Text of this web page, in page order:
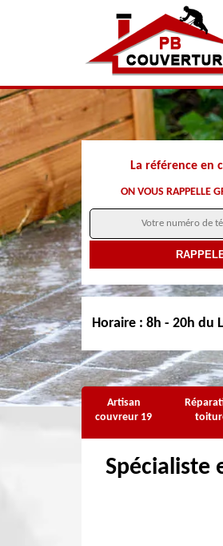
La référence en
ON VOUS RAPPELLE
Horaire : 8h - 20h du
Artisan
couvreur 19
Spécialiste